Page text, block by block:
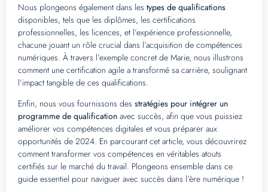
Nous plongeons également dans les types de qualifications
disponibles, tels que les diplômes, les certifications
professionnelles, les licences, et l’expérience professionnelle,
chacune jouant un rôle crucial dans l’acquisition de compétences
numériques. À travers l’exemple concret de Marie, nous illustrons
comment une certification agile a transformé sa carrière, soulignant
l’impact tangible de ces qualifications.
Enfin, nous vous fournissons des stratégies pour intégrer un
programme de qualification avec succès, afin que vous puissiez
améliorer vos compétences digitales et vous préparer aux
opportunités de 2024. En parcourant cet article, vous découvrirez
comment transformer vos compétences en véritables atouts
certifiés sur le marché du travail. Plongeons ensemble dans ce
guide essentiel pour naviguer avec succès dans l’ère numérique !